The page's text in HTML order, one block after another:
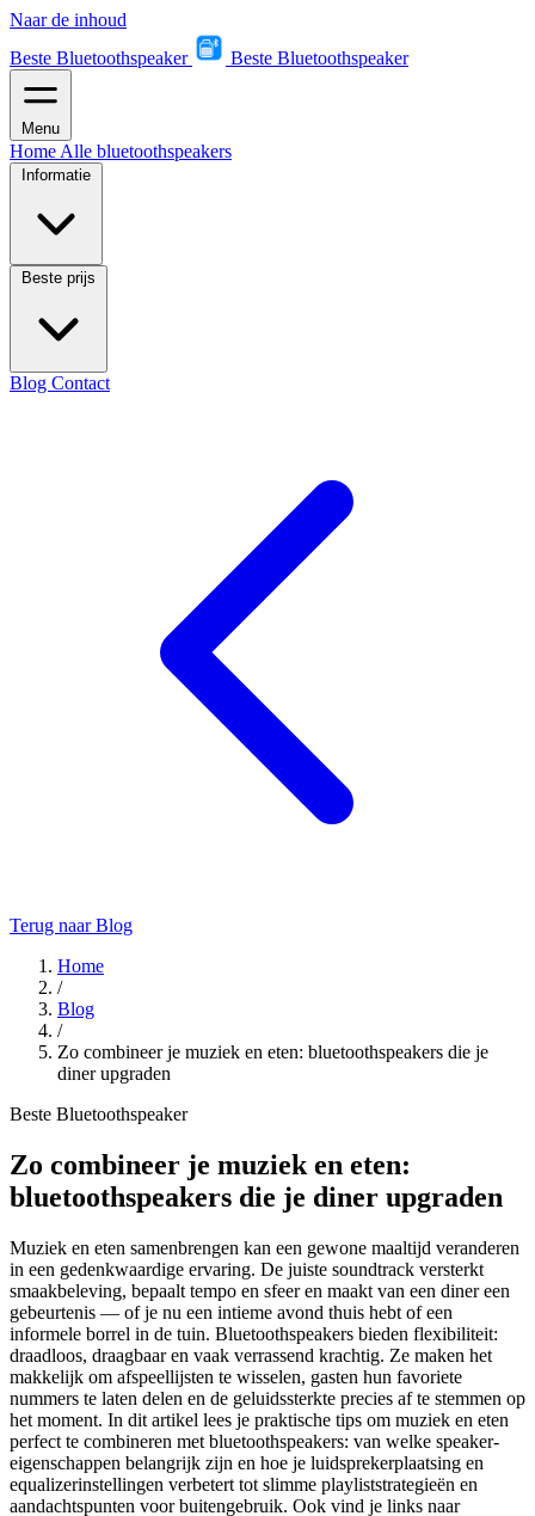
Naar de inhoud
Beste Bluetoothspeaker
Beste Bluetoothspeaker
Menu
Home Alle bluetoothspeakers
Informatie
Beste prijs
Blog Contact
Terug naar Blog
Home
/
Blog
/
Zo combineer je muziek en eten: bluetoothspeakers die je
diner upgraden
Beste Bluetoothspeaker
Zo combineer je muziek en eten:
bluetoothspeakers die je diner upgraden
Muziek en eten samenbrengen kan een gewone maaltijd veranderen
in een gedenkwaardige ervaring. De juiste soundtrack versterkt
smaakbeleving, bepaalt tempo en sfeer en maakt van een diner een
gebeurtenis — of je nu een intieme avond thuis hebt of een
informele borrel in de tuin. Bluetoothspeakers bieden flexibiliteit:
draadloos, draagbaar en vaak verrassend krachtig. Ze maken het
makkelijk om afspeellijsten te wisselen, gasten hun favoriete
nummers te laten delen en de geluidssterkte precies af te stemmen op
het moment. In dit artikel lees je praktische tips om muziek en eten
perfect te combineren met bluetoothspeakers: van welke speaker-
eigenschappen belangrijk zijn en hoe je luidsprekerplaatsing en
equalizerinstellingen verbetert tot slimme playliststrategieën en
aandachtspunten voor buitengebruik. Ook vind je links naar